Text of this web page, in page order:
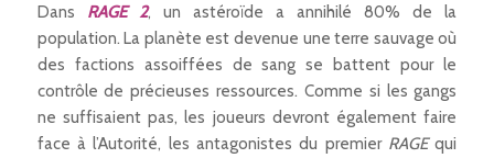
Dans RAGE 2, un astéroïde a annihilé 80% de la
population. La planète est devenue une terre sauvage où
des factions assoiffées de sang se battent pour le
contrôle de précieuses ressources. Comme si les gangs
ne suffisaient pas, les joueurs devront également faire
face à l’Autorité, les antagonistes du premier RAGEqui